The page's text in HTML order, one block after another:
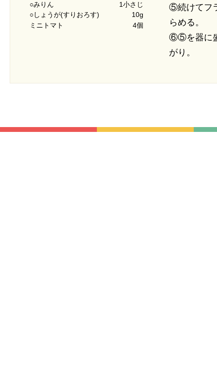
○みりん
1小さじ
○しょうが(すりおろす)
10g
ミニトマト
4個
⑤続けてフ
らめる。
⑥⑤を器に
がり。